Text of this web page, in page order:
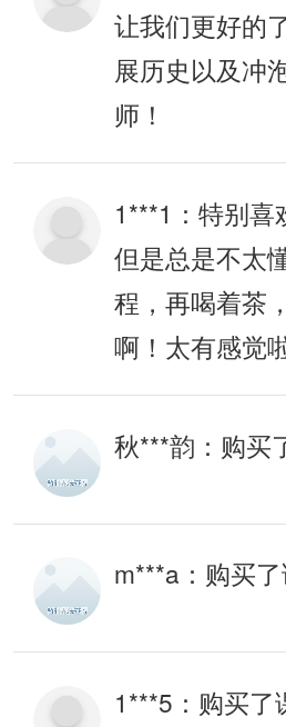
让我们更好的
展历史以及冲
师！
1***1： 特别喜
但是总是不太
程，再喝着茶
啊！太有感觉
秋***韵： 购买
m***a： 购买
1***5： 购买了